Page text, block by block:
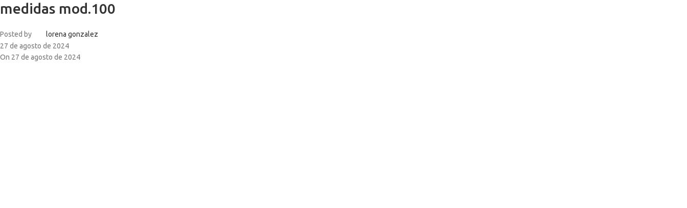
medidas mod.100
Posted by
lorena gonzalez
27 de agosto de 2024
On 27 de agosto de 2024